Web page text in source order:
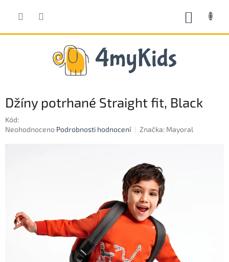
Džíny potrhané Straight fit, Black
Kód:
Průměrné
Neohodnoceno Podrobnosti hodnocení Značka: Mayoral